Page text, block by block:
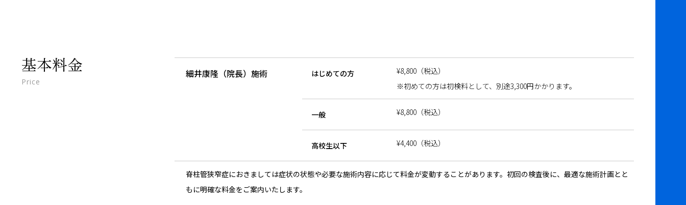
基本料金
Price
細井康隆（院長）施術 はじめての方
¥8,800（税込）
※初めての方は初検料として、別途3,300円かかります。
一般 ¥8,800（税込）
高校生以下 ¥4,400（税込）
脊柱管狭窄症におきましては症状の状態や必要な施術内容に応じて料金が変動することがあります。初回の検査後に、最適な施術計画とと
もに明確な料金をご案内いたします。